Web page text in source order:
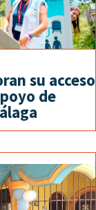
su acceso
de